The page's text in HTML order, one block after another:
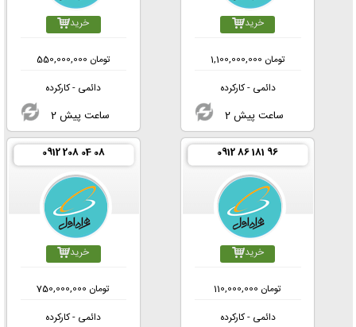
خرید
1,100,000,000 تومان
دائمی - کارکرده
2 ساعت پیش
خرید
550,000,000 تومان
دائمی - کارکرده
2 ساعت پیش
0912 86 181 96
خرید
110,000,000 تومان
دائمی - کارکرده
0912 208 04 08
خرید
750,000,000 تومان
دائمی - کارکرده